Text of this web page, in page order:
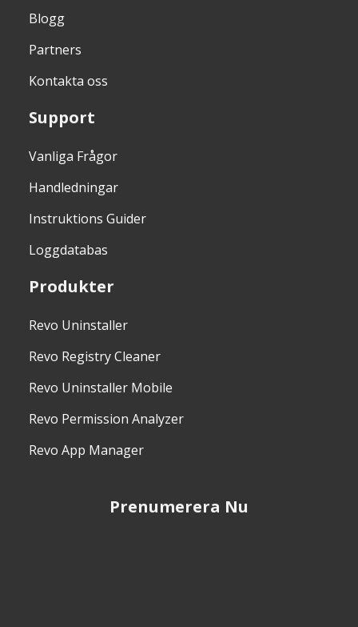
Blogg
Partners
Kontakta oss
Support
Vanliga Frågor
Handledningar
Instruktions Guider
Loggdatabas
Produkter
Revo Uninstaller
Revo Registry Cleaner
Revo Uninstaller Mobile
Revo Permission Analyzer
Revo App Manager
Prenumerera Nu